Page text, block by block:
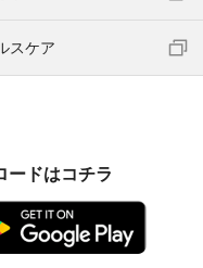
スケア
ードはコチラ